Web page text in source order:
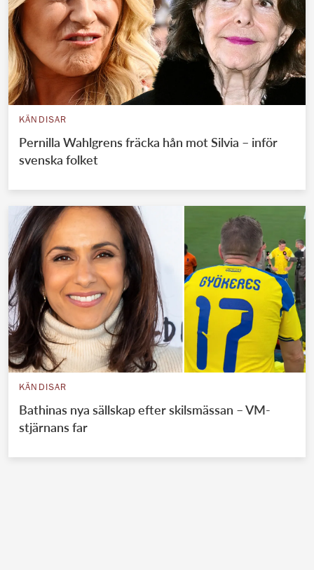
KÄNDISAR
Pernilla Wahlgrens fräcka hån mot Silvia – inför
svenska folket
KÄNDISAR
Bathinas nya sällskap efter skilsmässan – VM-
stjärnans far